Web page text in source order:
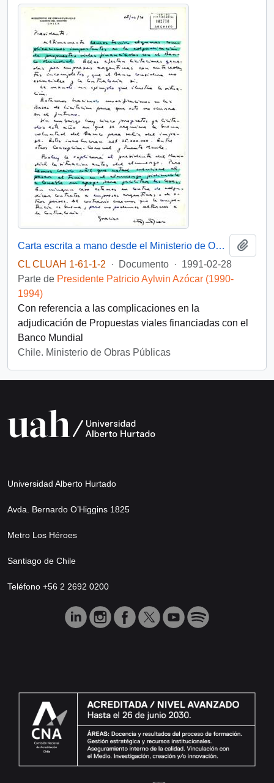
Carta escrita a mano desde el Ministerio de Obras Públicas, del Gabinete del Ministro, dirigida al Presidente [de la República de Chile]
CL CLUAH 1-61-1-2
· Documento · 1991-02-28
Parte de Presidente Patricio Aylwin Azócar (1990-
1994)
Con referencia a las complicaciones en la
adjudicación de Propuestas viales financiadas con el
Banco Mundial
Chile. Ministerio de Obras Públicas
Universidad Alberto Hurtado
Avda. Bernardo O’Higgins 1825
Metro Los Héroes
Santiago de Chile
Teléfono +56 2 2692 0200